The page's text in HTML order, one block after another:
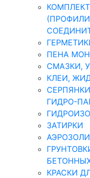
ПЕНА
СМАЗКИ,
КЛЕИ,
ГИДРО-
ЗАТИРКИ
АЭРОЗОЛИ
КРАСКИ